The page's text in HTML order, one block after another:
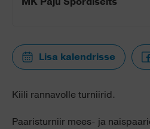
Lisa kalendrisse
Kiili rannavolle turniirid.
Paaristurniir mees- ja